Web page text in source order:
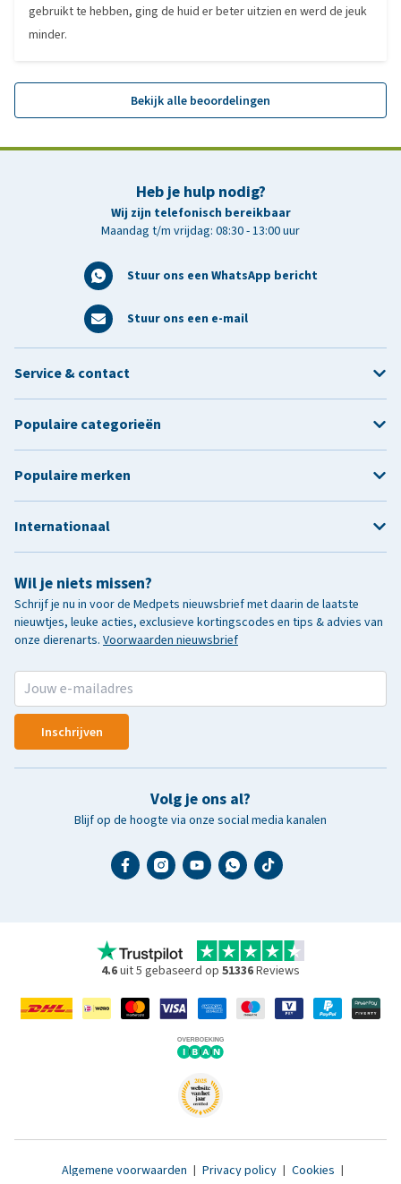
gebruikt te hebben, ging de huid er beter uitzien en werd de jeuk
minder.
Bekijk alle beoordelingen
Heb je hulp nodig?
Wij zijn telefonisch bereikbaar
Maandag t/m vrijdag: 08:30 - 13:00 uur
Stuur ons een WhatsApp bericht
Stuur ons een e-mail
Wil je niets missen?
Schrijf je nu in voor de Medpets nieuwsbrief met daarin de laatste
nieuwtjes, leuke acties, exclusieve kortingscodes en tips & advies van
onze dierenarts. Voorwaarden nieuwsbrief
Inschrijven
Volg je ons al?
Blijf op de hoogte via onze social media kanalen
Service & contact
Populaire categorieën
Populaire merken
Internationaal
4.6uit 5 gebaseerd op 51336Reviews
Algemene voorwaarden | Privacy policy | Cookies |